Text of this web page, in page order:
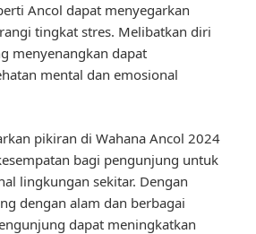
Ancol dapat menyegarkan
tingkat stres. Melibatkan diri
menyenangkan dapat
mental dan emosional
pikiran di Wahana Ancol 2024
bagi pengunjung untuk
lingkungan sekitar. Dengan
dengan alam dan berbagai
dapat meningkatkan